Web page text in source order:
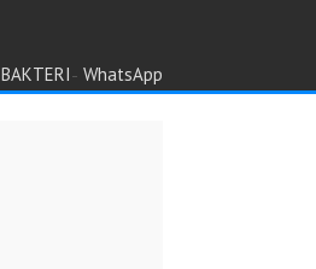
BAKTERI- WhatsApp